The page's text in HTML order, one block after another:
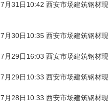
7月31日10:42 西安市场建筑钢材
7月30日10:35 西安市场建筑钢材
7月29日16:03 西安市场建筑钢材
7月29日10:33 西安市场建筑钢材
7月28日10:33 西安市场建筑钢材